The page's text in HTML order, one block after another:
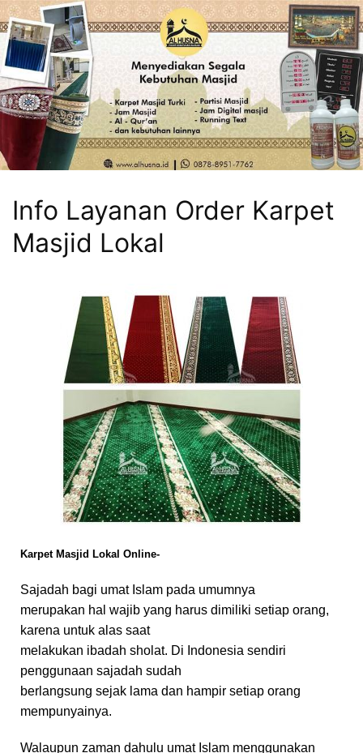
Info Layanan Order Karpet
Masjid Lokal
Karpet Masjid Lokal Online-
Sajadah bagi umat Islam pada umumnya
merupakan hal wajib yang harus dimiliki setiap orang,
karena untuk alas saat
melakukan ibadah sholat. Di Indonesia sendiri
penggunaan sajadah sudah
berlangsung sejak lama dan hampir setiap orang
mempunyainya.
Walaupun zaman dahulu umat Islam menggunakan